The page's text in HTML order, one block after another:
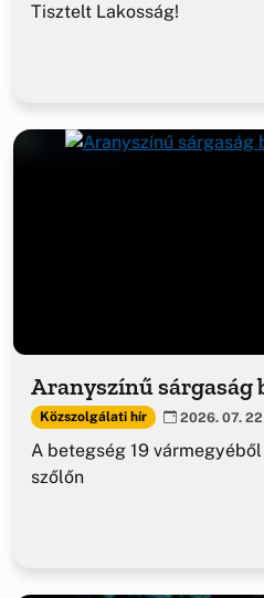
Tisztelt Lakosság!
Aranyszínű sárgaság
Közszolgálati hír 2026. 07.
A betegség 19
szőlőn